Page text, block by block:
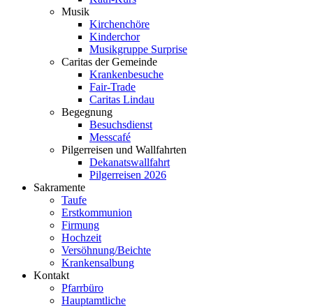
Musik
Kirchenchöre
Kinderchor
Musikgruppe Surprise
Caritas der Gemeinde
Krankenbesuche
Fair-Trade
Caritas Lindau
Begegnung
Besuchsdienst
Messcafé
Pilgerreisen und Wallfahrten
Dekanatswallfahrt
Pilgerreisen 2026
Sakramente
Taufe
Erstkommunion
Firmung
Hochzeit
Versöhnung/Beichte
Krankensalbung
Kontakt
Pfarrbüro
Hauptamtliche